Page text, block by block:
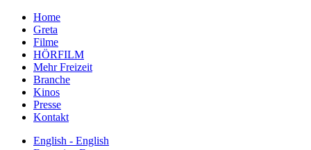
Home
Greta
Filme
HÖRFILM
Mehr Freizeit
Branche
Kinos
Presse
Kontakt
English - English